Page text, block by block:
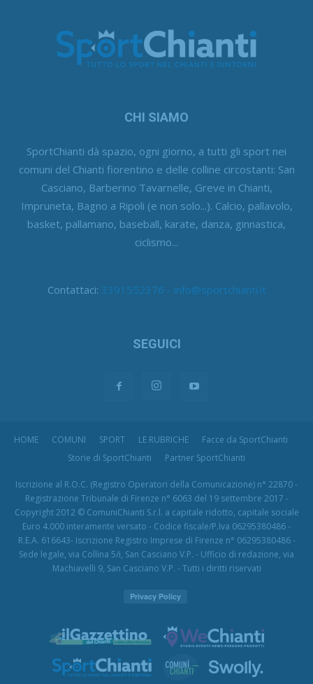
CHI SIAMO
SportChianti dà spazio, ogni giorno, a tutti gli sport nei
comuni del Chianti fiorentino e delle colline circostanti: San
Casciano, Barberino Tavarnelle, Greve in Chianti,
Impruneta, Bagno a Ripoli (e non solo...). Calcio, pallavolo,
basket, pallamano, baseball, karate, danza, ginnastica,
ciclismo...
Contattaci: 3391552376 - info@sportchianti.it
SEGUICI
HOME COMUNI SPORT LE RUBRICHE
Facce da SportChianti
Storie di SportChianti
Partner SportChianti
Iscrizione al R.O.C. (Registro Operatori della Comunicazione) n° 22870 -
Registrazione Tribunale di Firenze n° 6063 del 19 settembre 2017 -
Copyright 2012 © ComuniChianti S.r.l. a capitale ridotto, capitale sociale
Euro 4.000 interamente versato - Codice fiscale/P.Iva 06295380486 -
R.E.A. 616643- Iscrizione Registro Imprese di Firenze n° 06295380486 -
Sede legale, via Collina 5/i, San Casciano V.P. - Ufficio di redazione, via
Machiavelli 9, San Casciano V.P. - Tutti i diritti riservati